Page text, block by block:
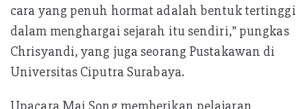
cara yang penuh hormat adalah bentuk tertinggi
dalam menghargai sejarah itu sendiri,” pungkas
Chrisyandi, yang juga seorang Pustakawan di
Universitas Ciputra Surabaya.